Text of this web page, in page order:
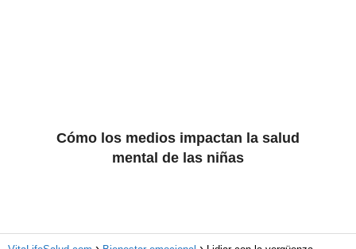
Cómo los medios impactan la salud
mental de las niñas